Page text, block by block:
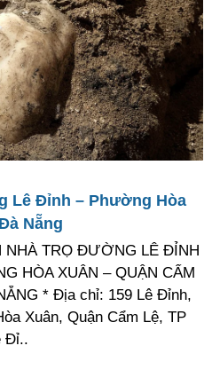
Lê Đỉnh – Phường Hòa
Nẵng
NHÀ TRỌ ĐƯỜNG LÊ ĐỈNH
HÒA XUÂN – QUẬN CẨM
* Địa chỉ: 159 Lê Đỉnh,
Xuân, Quận Cẩm Lệ, TP
Đỉ..